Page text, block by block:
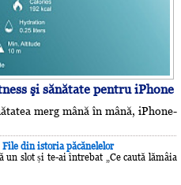
şi sănătate pentru iPhone
merg mână în mână, iPhone-
din istoria păcănelelor
un slot și te-ai întrebat „Ce caută lămâia